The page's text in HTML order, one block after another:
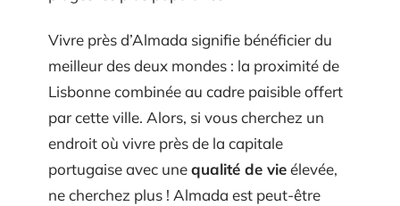
Vivre près d’Almada signifie bénéficier du
meilleur des deux mondes : la proximité de
Lisbonne combinée au cadre paisible offert
par cette ville. Alors, si vous cherchez un
endroit où vivre près de la capitale
portugaise avec unequalité de vieélevée,
ne cherchez plus ! Almada est peut-être